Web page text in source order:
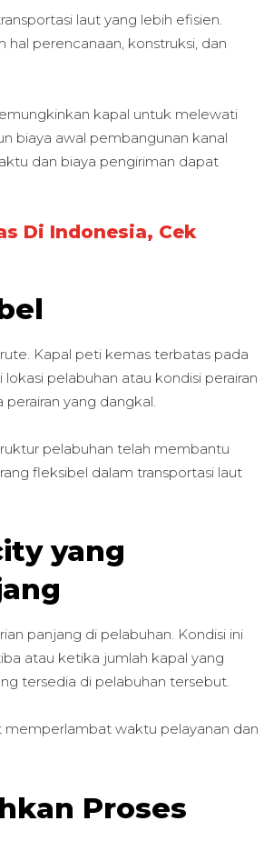
laut yang lebih efisien.
hal perencanaan, konstruksi, dan
kapal untuk melewati
biaya awal pembangunan kanal
dan biaya pengiriman dapat
Di Indonesia, Cek
Kapal peti kemas terbatas pada
pelabuhan atau kondisi perairan
yang dangkal.
pelabuhan telah membantu
fleksibel dalam transportasi laut
yang
panjang di pelabuhan. Kondisi ini
atau ketika jumlah kapal yang
tersedia di pelabuhan tersebut.
memperlambat waktu pelayanan dan
Proses